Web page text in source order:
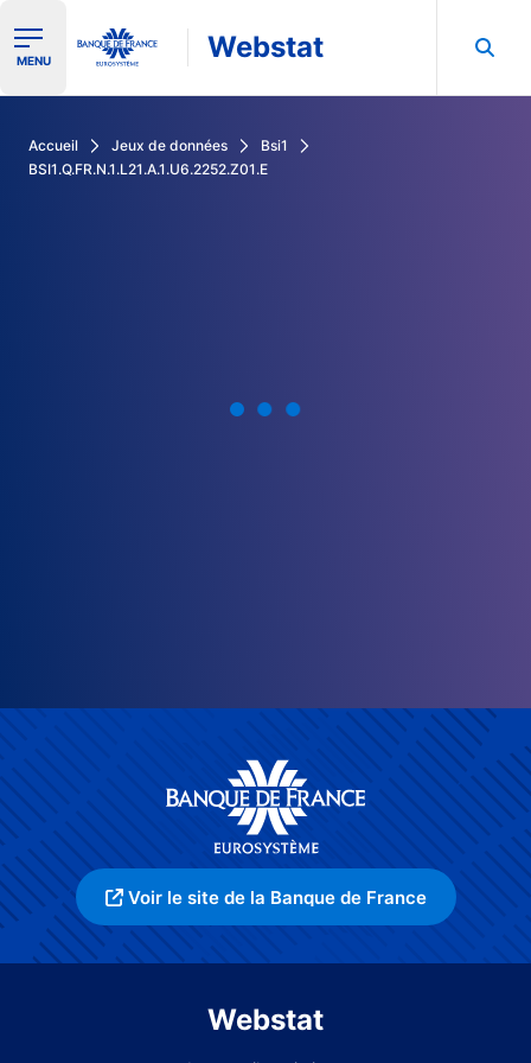
Ouvrir le menu de navigation
MENU Webstat
Accueil Jeux de données
Bsi1
BSI1.Q.FR.N.1.L21.A.1.U6.2252.Z01.E
Voir le site de la Banque de France
Webstat